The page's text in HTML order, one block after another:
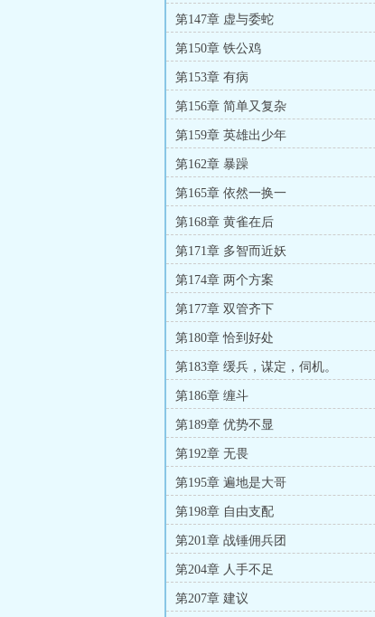
第147章 虚与委蛇
第150章 铁公鸡
第153章 有病
第156章 简单又复杂
第159章 英雄出少年
第162章 暴躁
第165章 依然一换一
第168章 黄雀在后
第171章 多智而近妖
第174章 两个方案
第177章 双管齐下
第180章 恰到好处
第183章 缓兵，谋定，伺机。
第186章 缠斗
第189章 优势不显
第192章 无畏
第195章 遍地是大哥
第198章 自由支配
第201章 战锤佣兵团
第204章 人手不足
第207章 建议